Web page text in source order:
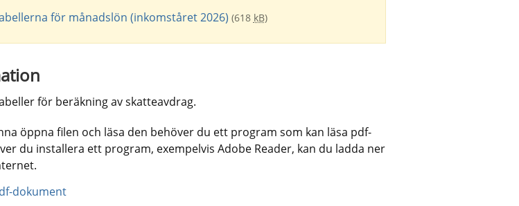
för månadslön (inkomståret 2026) (618 kB)
för beräkning av skatteavdrag.
öppna filen och läsa den behöver du ett program som kan läsa pdf-
du installera ett program, exempelvis Adobe Reader, kan du ladda ner
dokument